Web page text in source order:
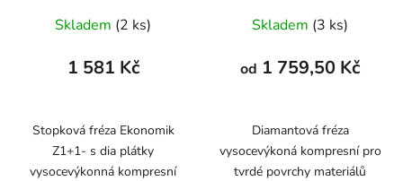
Skladem (2 ks)
1 581 Kč
Stopková fréza Ekonomik
Z1+1- s dia plátky
vysocevýkonná kompresní
Skladem (3 ks)
od 1 759,50 Kč
Diamantová fréza
vysocevýkoná kompresní pro
tvrdé povrchy materiálů